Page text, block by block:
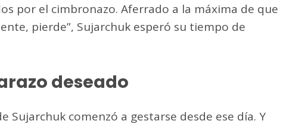
por el cimbronazo. Aferrado a la máxima de que
pierde”, Sujarchuk esperó su tiempo de
deseado
Sujarchuk comenzó a gestarse desde ese día. Y